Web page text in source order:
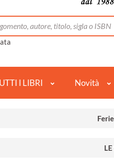
I LIBRI Novità